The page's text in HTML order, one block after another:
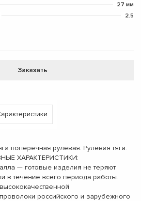
27 мм
2.5
Заказать
поперечная рулевая. Рулевая тяга.
ХАРАКТЕРИСТИКИ:
— готовые изделия не теряют
в течение всего периода работы.
российского и зарубежного